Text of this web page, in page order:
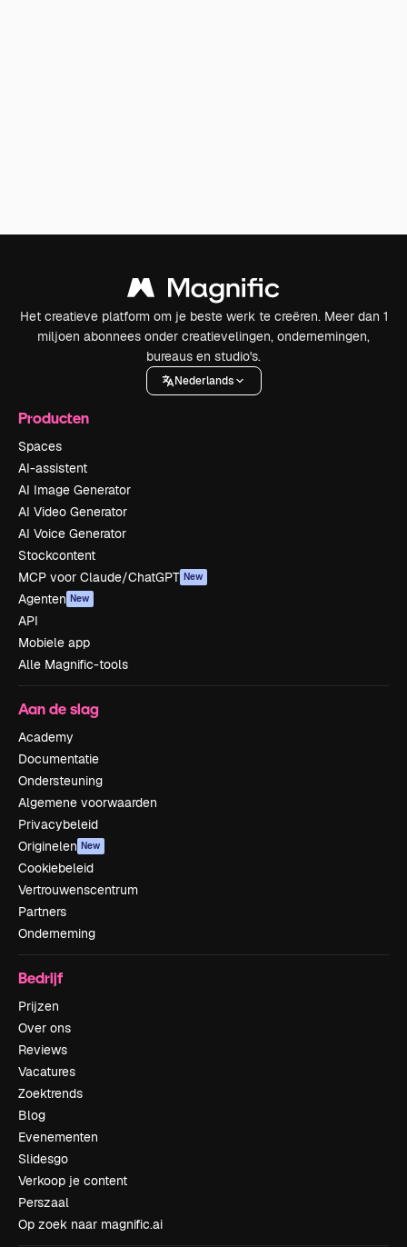
Het creatieve platform om je beste werk te creëren. Meer dan 1
miljoen abonnees onder creatievelingen, ondernemingen,
bureaus en studio's.
Nederlands
Producten
Spaces
AI-assistent
AI Image Generator
AI Video Generator
AI Voice Generator
Stockcontent
MCP voor Claude/ChatGPT New
Agenten New
API
Mobiele app
Alle Magnific-tools
Aan de slag
Academy
Documentatie
Ondersteuning
Algemene voorwaarden
Privacybeleid
Originelen New
Cookiebeleid
Vertrouwenscentrum
Partners
Onderneming
Bedrijf
Prijzen
Over ons
Reviews
Vacatures
Zoektrends
Blog
Evenementen
Slidesgo
Verkoop je content
Perszaal
Op zoek naar magnific.ai